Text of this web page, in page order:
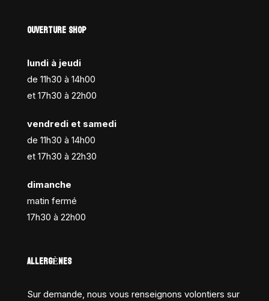
OUVERTURE SHOP
lundi à jeudi
de 11h30 à 14h00
et 17h30 à 22h00
vendredi et samedi
de 11h30 à 14h00
et 17h30 à 22h30
dimanche
matin fermé
17h30 à 22h00
ALLERGÈNES
Sur demande, nous vous renseignons volontiers sur